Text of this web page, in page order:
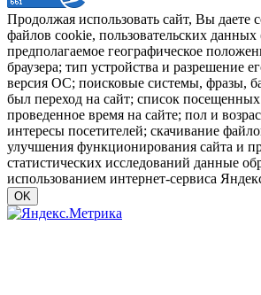
Продолжая использовать сайт, Вы даете
файлов cookie, пользовательских данных
предполагаемое географическое
браузера; тип устройства и разрешение
версия ОС; поисковые системы, фразы,
был переход на сайт; список
проведенное время на сайте; пол и
интересы посетителей; скачивание
улучшения функционирования сайта и
статистических исследований данные
использованием интернет-сервиса
OK